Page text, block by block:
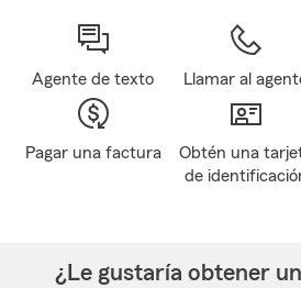
Agente de texto Llamar al
Pagar una factura
Obtén una
de
¿Le gustaría obtener